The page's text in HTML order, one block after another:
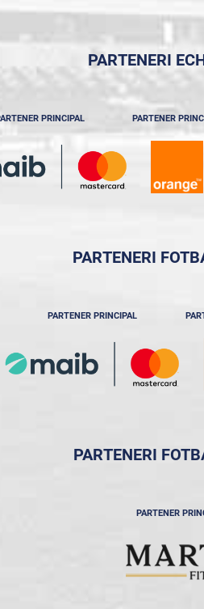
PARTENERI
PRINCIPAL PARTENER
PARTENERI
PARTENER PRINCIPAL
PARTENERI
PARTENER